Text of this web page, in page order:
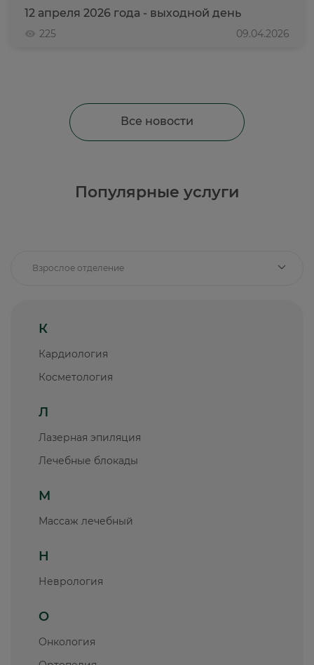
12 апреля 2026 года - выходной день
225 09.04.2026
Все новости
Популярные услуги
Взрослое отделение
К
Кардиология
Косметология
Л
Лазерная эпиляция
Лечебные блокады
М
Массаж лечебный
Н
Неврология
О
Онкология